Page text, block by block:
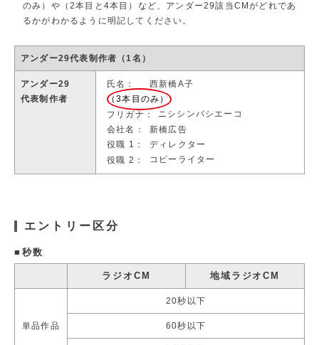
のみ）や（2本目と4本目）など、アンダー29該当CMがどれであ
るかがわかるように明記してください。
アンダー29代表制作者（1名）
アンダー29
代表制作者
氏名
西新橋A子
（3本目のみ）
フリガナ
ニシシンバシエーコ
会社名
新橋広告
役職 1
ディレクター
役職 2
コピーライター
エントリー区分
秒数
ラジオCM 地域ラジオCM
単品作品
20秒以下
60秒以下